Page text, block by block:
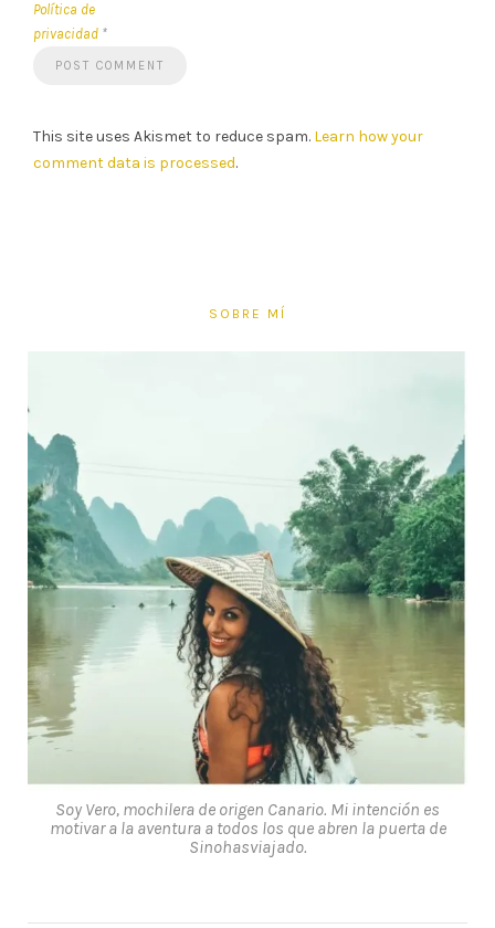
Política de
privacidad *
This site uses Akismet to reduce spam. Learn how your
comment data is processed.
SOBRE MÍ
Soy Vero, mochilera de origen Canario. Mi intención es
motivar a la aventura a todos los que abren la puerta de
Sinohasviajado.